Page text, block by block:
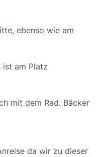
ebenso wie am
ist am Platz
mit dem Rad. Bäcker
da wir zu dieser